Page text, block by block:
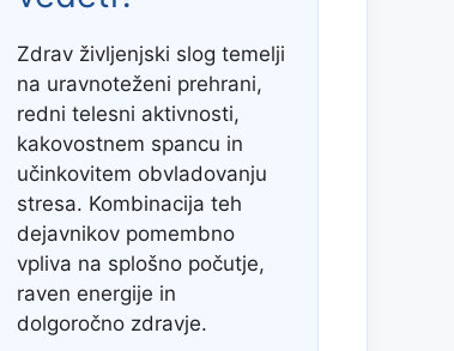
Zdrav življenjski slog temelji
na uravnoteženi prehrani,
redni telesni aktivnosti,
kakovostnem spancu in
učinkovitem obvladovanju
stresa. Kombinacija teh
dejavnikov pomembno
vpliva na splošno počutje,
raven energije in
dolgoročno zdravje.